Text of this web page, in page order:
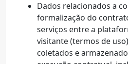
Dados relacionados a
formalização do
serviços entre a
visitante (termos de
coletados e